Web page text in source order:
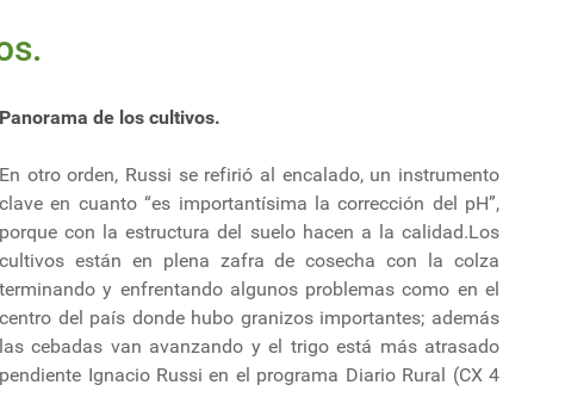
Panorama de los cultivos.
En otro orden, Russi se refirió al encalado, un instrumento
clave en cuanto “es importantísima la corrección del pH”,
porque con la estructura del suelo hacen a la calidad.Los
cultivos están en plena zafra de cosecha con la colza
terminando y enfrentando algunos problemas como en el
centro del país donde hubo granizos importantes; además
las cebadas van avanzando y el trigo está más atrasado
Ignacio Russi en el programa Diario Rural (CX 4